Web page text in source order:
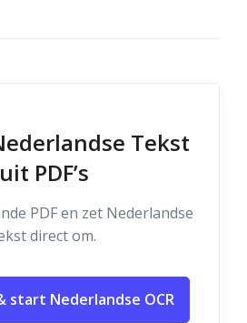
Tekst
uit PDF’s
PDF en zet Nederlandse
direct om.
start Nederlandse OCR